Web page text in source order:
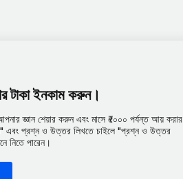
টাকা ইনকাম করুন।
জ্ঞান শেয়ার করুন এবং মাসে ₹৫০০০ পর্যন্ত আয় করার
এবং প্রশ্ন ও উত্তর লিখতে চাইলে "প্রশ্ন ও উত্তর
নিতে পারেন।